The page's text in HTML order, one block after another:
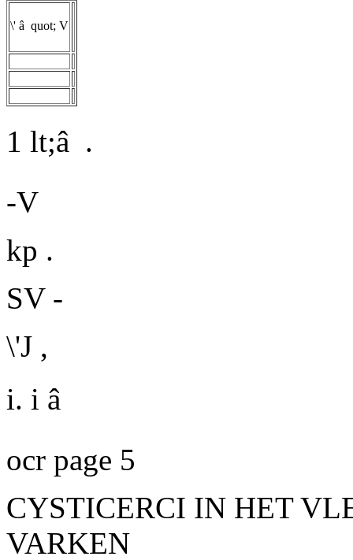
\' â quot; V
1 lt;â .
-V
kp .
SV -
\'J ,
i. i â
ocr page 5
CYSTICERCI IN HET
VARKEN